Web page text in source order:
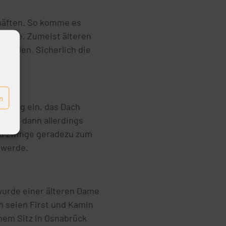
So komme es
Zumeist älteren
Sicherlich die
ein, das Dach
dann allerdings
zwinge geradezu zum
einer älteren Dame
seien First und Kamin
Sitz in Osnabrück